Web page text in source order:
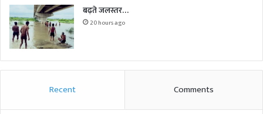
बढ़ते जलस्तर…
20 hours ago
Recent Comments